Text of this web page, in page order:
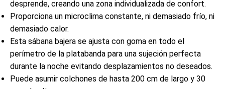
desprende, creando una zona individualizada de confort.
Proporciona un microclima constante, ni demasiado frío, ni
demasiado calor.
Esta sábana bajera se ajusta con goma en todo el
perímetro de la platabanda para una sujeción perfecta
durante la noche evitando desplazamientos no deseados.
Puede asumir colchones de hasta 200 cm de largo y 30